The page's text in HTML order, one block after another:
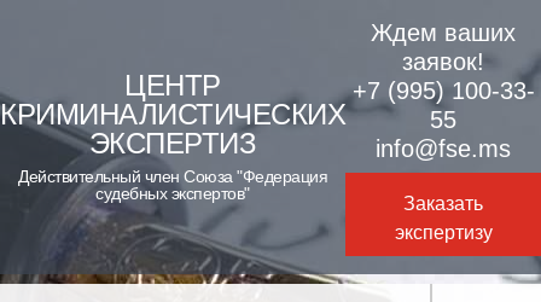
content
ЦЕНТР
КРИМИНАЛИСТИЧЕСКИХ
ЭКСПЕРТИЗ
Действительный член Союза "Федерация
судебных экспертов"
Ждем ваших
заявок!
+7 (995) 100-33-
55
info@fse.ms
Заказать
экспертизу